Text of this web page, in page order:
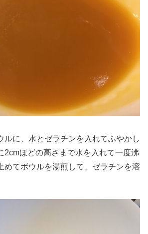
に、水とゼラチンを入れてふやかし
2cmほどの高さまで水を入れて一度沸
めてボウルを湯煎して、ゼラチンを溶